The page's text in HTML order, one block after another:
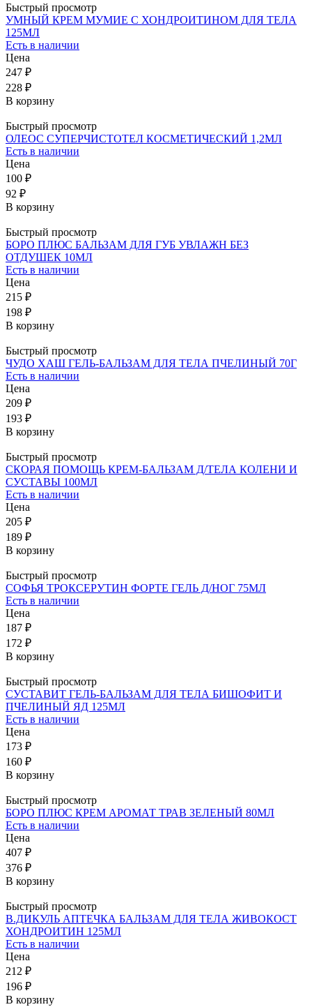
Быстрый просмотр
УМНЫЙ КРЕМ МУМИЕ С ХОНДРОИТИНОМ ДЛЯ ТЕЛА
125МЛ
Есть в наличии
Цена
247 ₽
228 ₽
В корзину
Быстрый просмотр
ОЛЕОС СУПЕРЧИСТОТЕЛ КОСМЕТИЧЕСКИЙ 1,2МЛ
Есть в наличии
Цена
100 ₽
92 ₽
В корзину
Быстрый просмотр
БОРО ПЛЮС БАЛЬЗАМ ДЛЯ ГУБ УВЛАЖН БЕЗ
ОТДУШЕК 10МЛ
Есть в наличии
Цена
215 ₽
198 ₽
В корзину
Быстрый просмотр
ЧУДО ХАШ ГЕЛЬ-БАЛЬЗАМ ДЛЯ ТЕЛА ПЧЕЛИНЫЙ 70Г
Есть в наличии
Цена
209 ₽
193 ₽
В корзину
Быстрый просмотр
СКОРАЯ ПОМОЩЬ КРЕМ-БАЛЬЗАМ Д/ТЕЛА КОЛЕНИ И
СУСТАВЫ 100МЛ
Есть в наличии
Цена
205 ₽
189 ₽
В корзину
Быстрый просмотр
СОФЬЯ ТРОКСЕРУТИН ФОРТЕ ГЕЛЬ Д/НОГ 75МЛ
Есть в наличии
Цена
187 ₽
172 ₽
В корзину
Быстрый просмотр
СУСТАВИТ ГЕЛЬ-БАЛЬЗАМ ДЛЯ ТЕЛА БИШОФИТ И
ПЧЕЛИНЫЙ ЯД 125МЛ
Есть в наличии
Цена
173 ₽
160 ₽
В корзину
Быстрый просмотр
БОРО ПЛЮС КРЕМ АРОМАТ ТРАВ ЗЕЛЕНЫЙ 80МЛ
Есть в наличии
Цена
407 ₽
376 ₽
В корзину
Быстрый просмотр
В.ДИКУЛЬ АПТЕЧКА БАЛЬЗАМ ДЛЯ ТЕЛА ЖИВОКОСТ
ХОНДРОИТИН 125МЛ
Есть в наличии
Цена
212 ₽
196 ₽
В корзину